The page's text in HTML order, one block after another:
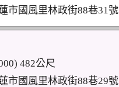
市國風里林政街88巷31號
482公尺
市國風里林政街88巷29號